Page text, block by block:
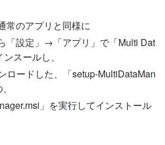
常のアプリと同様に
「設定」→「アプリ」で「Multi Dat
スールし、
ロードした、「setup-MultiDataMan
」を実行してインストール